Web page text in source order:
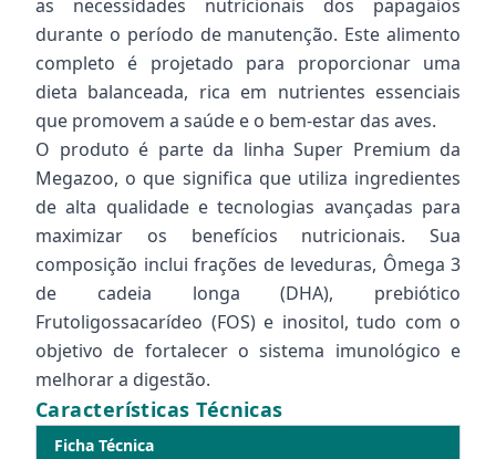
as necessidades nutricionais dos papagaios
durante o período de manutenção. Este alimento
completo é projetado para proporcionar uma
dieta balanceada, rica em nutrientes essenciais
que promovem a saúde e o bem-estar das aves.
O produto é parte da linha Super Premium da
Megazoo, o que significa que utiliza ingredientes
de alta qualidade e tecnologias avançadas para
maximizar os benefícios nutricionais. Sua
composição inclui frações de leveduras, Ômega 3
de cadeia longa (DHA), prebiótico
Frutoligossacarídeo (FOS) e inositol, tudo com o
objetivo de fortalecer o sistema imunológico e
melhorar a digestão.
Características Técnicas
Ficha Técnica